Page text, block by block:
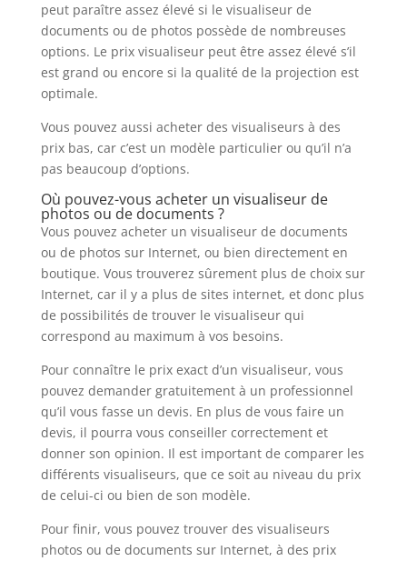
peut paraître assez élevé si le visualiseur de
documents ou de photos possède de nombreuses
options. Le prix visualiseur peut être assez élevé s’il
est grand ou encore si la qualité de la projection est
optimale.
Vous pouvez aussi acheter des visualiseurs à des
prix bas, car c’est un modèle particulier ou qu’il n’a
pas beaucoup d’options.
Où pouvez-vous acheter un visualiseur de
photos ou de documents ?
Vous pouvez acheter un visualiseur de documents
ou de photos sur Internet, ou bien directement en
boutique. Vous trouverez sûrement plus de choix sur
Internet, car il y a plus de sites internet, et donc plus
de possibilités de trouver le visualiseur qui
correspond au maximum à vos besoins.
Pour connaître le prix exact d’un visualiseur, vous
pouvez demander gratuitement à un professionnel
qu’il vous fasse un devis. En plus de vous faire un
devis, il pourra vous conseiller correctement et
donner son opinion. Il est important de comparer les
différents visualiseurs, que ce soit au niveau du prix
de celui-ci ou bien de son modèle.
Pour finir, vous pouvez trouver des visualiseurs
photos ou de documents sur Internet, à des prix